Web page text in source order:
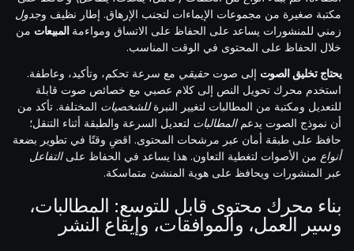
مكتبة صغيرة من مجموعات الإيماءات لتجنب الإرهاق. إطار نظيف وجدول
زمني للمنشورات يساعد على الحفاظ على الاتساق ومواءمةالمبيعات من
خلال الحفاظ على المحتوى في الوقت المناسب.
يحتاج تخليق الصوت إلى صوتحقيقي مع سرعة تحكم، وتأكيد، وعاطفة.
استخدم محرك تحويل النص إلى كلام عصبي مع خصائص صوت قابلة
للتعديل ومكتبة من المطالبات لتغيير النبرةللشخصيات المختلفة. تأكد من
أن نموذج الصوت يدعمالمطالبات لتعديل السرعة والطبقة أثناء التنقل؛
حافظ على طبقة أمان عبر مرشحات المحتوى. اقضِ وقتًا في تطوير بضعة
أنواع من الأصوات لتغطية التعاون. هذا يساعد في الحفاظ علىالتفاعل
عبر المنشورات ويحافظ على هوية المنشئ متماسكة.
بناء محرك محتوى قابل للتوسع: المطالبات،
وسير العمل، والموافقات، وإيقاع النشر